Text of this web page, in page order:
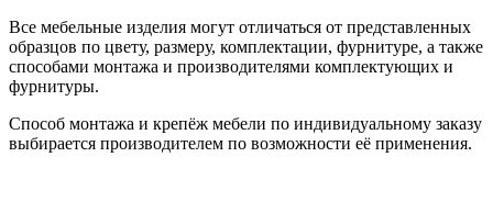
Все мебельные изделия могут отличаться от представленных
образцов по цвету, размеру, комплектации, фурнитуре, а также
способами монтажа и производителями комплектующих и
фурнитуры.
Способ монтажа и крепёж мебели по индивидуальному заказу
выбирается производителем по возможности её применения.